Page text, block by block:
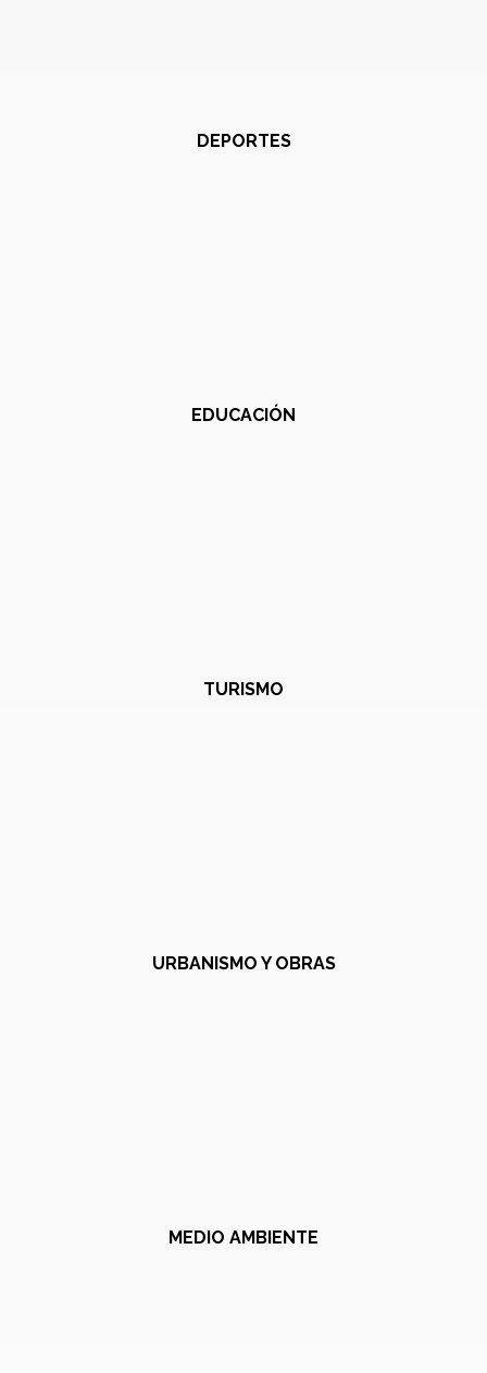
DEPORTES
EDUCACIÓN
TURISMO
URBANISMO Y OBRAS
MEDIO AMBIENTE